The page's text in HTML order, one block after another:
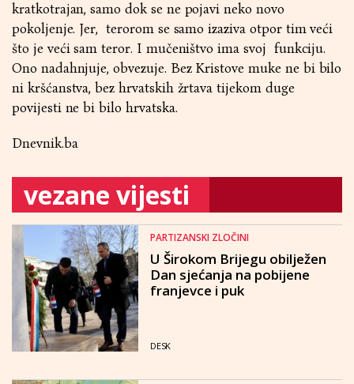
kratkotrajan, samo dok se ne pojavi neko novo
pokoljenje. Jer, terorom se samo izaziva otpor tim veći
što je veći sam teror. I mučeništvo ima svoj funkciju.
Ono nadahnjuje, obvezuje. Bez Kristove muke ne bi bilo
ni kršćanstva, bez hrvatskih žrtava tijekom duge
povijesti ne bi bilo hrvatska.
Dnevnik.ba
vezane vijesti
PARTIZANSKI ZLOČINI
U Širokom Brijegu obilježen
Dan sjećanja na pobijene
franjevce i puk
DESK